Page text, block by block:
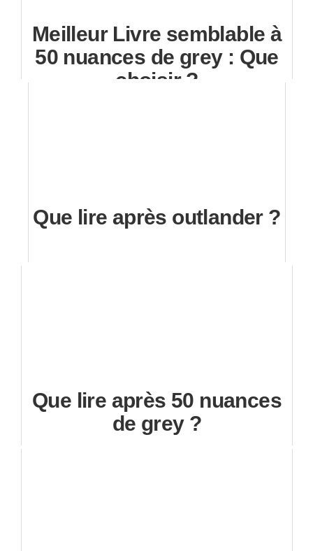
Meilleur Livre semblable à
50 nuances de grey : Que
choisir ?
Que lire après outlander ?
Que lire après 50 nuances
de grey ?